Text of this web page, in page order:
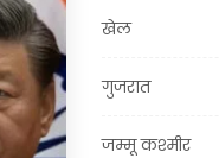
खेल
गुजरात
जम्मू कश्मीर